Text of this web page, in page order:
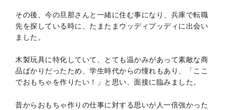
その後、今の旦那さんと一緒に住む事になり、兵庫で転職
先を探している時に、たまたまウッディプッディに出会い
ました。
木製玩具に特化していて、とても温かみがあって素敵な商
品ばかりだったため、学生時代からの憧れもあり、「ここ
でおもちゃを作りたい！」と思い、面接に臨みました。
昔からおもちゃ作りの仕事に対する思いが人一倍強かった